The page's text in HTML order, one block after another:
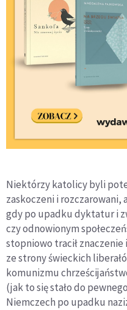
Niektórzy katolicy byli
zaskoczeni i rozczarowani,
gdy po upadku dyktatur i
czy odnowionym
stopniowo tracił znaczenie
ze strony świeckich
komunizmu
(jak to się stało do
Niemczech po upadku